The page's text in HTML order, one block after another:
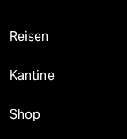
Reisen
Kantine
Shop